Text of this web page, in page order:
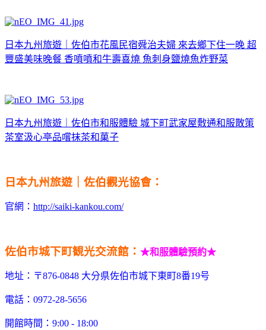
日本九州旅遊｜佐伯市花風民宿舜治夫婦 來去鄉下住一晚 超
豐盛美味晚餐 香噴噴和牛壽喜燒 魚刺身鹽燒魚炸野菜
日本九州旅遊｜佐伯市和服體驗 城下町武家屋敷通和服散策
茶室汲心亭品嚐抹茶和菓子
日本九州旅遊｜佐伯觀光協會：
官網： http://saiki-kankou.com/
佐伯市城下町観光交流館： ★和服體驗預約★
地址：〒876-0848 大分県佐伯市城下東町8番19号
電話：0972-28-5656
開館時間：9:00 - 18:00